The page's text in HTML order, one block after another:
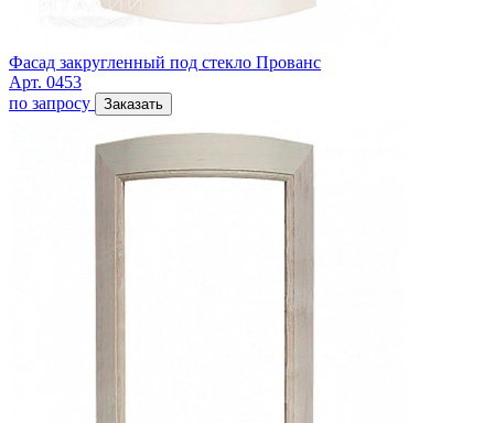
Фасад закругленный под стекло Прованс
Арт. 0453
по запросу
Заказать